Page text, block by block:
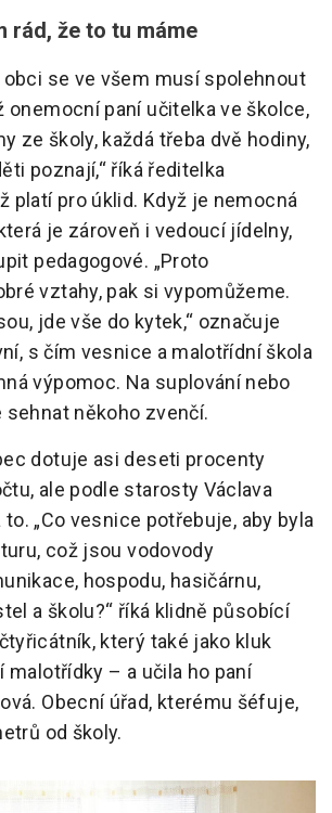
rád, že to tu máme
obci se ve všem musí spolehnout
onemocní paní učitelka ve školce,
ze školy, každá třeba dvě hodiny,
poznají,“ říká ředitelka
platí pro úklid. Když je nemocná
je zároveň i vedoucí jídelny,
pedagogové. „Proto
vztahy, pak si vypomůžeme.
jde vše do kytek,“ označuje
s čím vesnice a malotřídní škola
výpomoc. Na suplování nebo
někoho zvenčí.
dotuje asi deseti procenty
ale podle starosty Václava
„Co vesnice potřebuje, aby byla
což jsou vodovody
hospodu, hasičárnu,
a školu?“ říká klidně působící
který také jako kluk
malotřídky – a učila ho paní
Obecní úřad, kterému šéfuje,
od školy.